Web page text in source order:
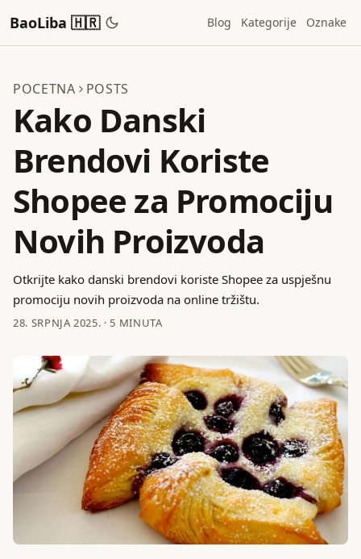
BaoLiba 🇭🇷 Blog Kategorije Oznake
POCETNA POSTS
Kako Danski
Brendovi Koriste
Shopee za Promociju
Novih Proizvoda
Otkrijte kako danski brendovi koriste Shopee za uspješnu
promociju novih proizvoda na online tržištu.
28. SRPNJA 2025. · 5 MINUTA